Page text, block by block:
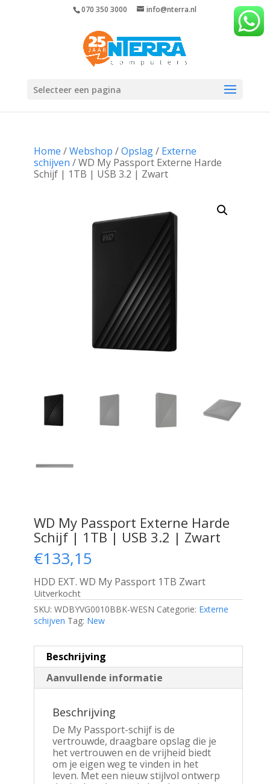
070 350 3000 info@nterra.nl
Selecteer een pagina
Home /Webshop /Opslag/ Externe
schijven / WD My Passport Externe Harde
Schijf | 1TB | USB 3.2 | Zwart
WD My Passport Externe Harde
Schijf | 1TB | USB 3.2 | Zwart
€133,15
HDD EXT. WD My Passport 1TB Zwart
Uitverkocht
SKU: WDBYVG0010BBK-WESN Categorie: Externe
schijven Tag: New
Beschrijving
Aanvullende informatie
Beschrijving
De My Passport-schijf is de
vertrouwde, draagbare opslag die je
het vertrouwen en de vrijheid biedt
om je eigen weg te vinden in het
leven. Met een nieuw stijlvol ontwerp